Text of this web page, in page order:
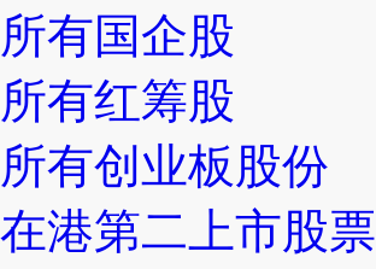
所有国企股
所有红筹股
所有创业板股份
在港第二上市股票